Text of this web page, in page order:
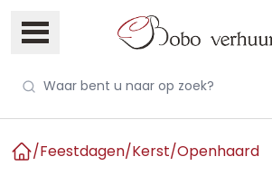
/Feestdagen/Kerst/Openhaard